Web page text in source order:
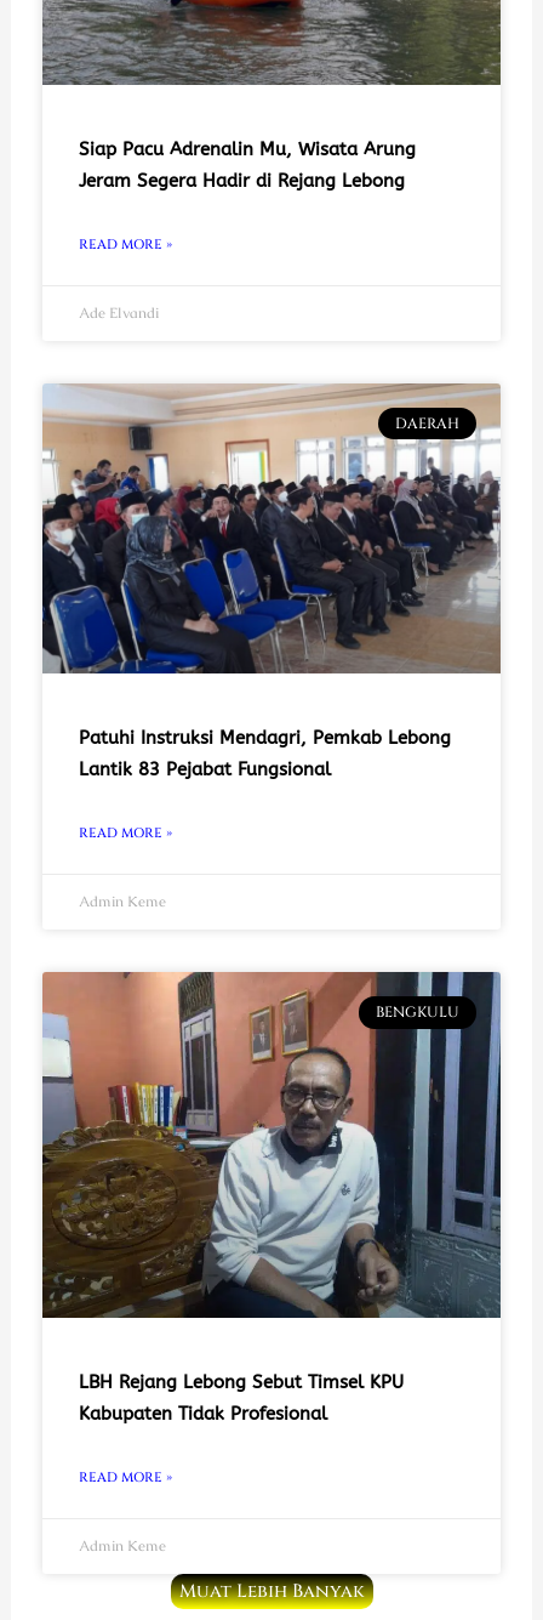
Siap Pacu Adrenalin Mu, Wisata Arung
Jeram Segera Hadir di Rejang Lebong
READ MORE »
Ade Elvandi
DAERAH
Patuhi Instruksi Mendagri, Pemkab Lebong
Lantik 83 Pejabat Fungsional
READ MORE »
Admin Keme
BENGKULU
LBH Rejang Lebong Sebut Timsel KPU
Kabupaten Tidak Profesional
READ MORE »
Admin Keme
Muat Lebih Banyak